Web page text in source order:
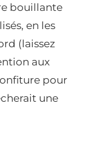
bouillante
en les
(laissez
aux
pour
une